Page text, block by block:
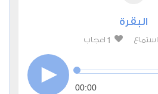
البقرة
استماع 1 اعجاب
00:00